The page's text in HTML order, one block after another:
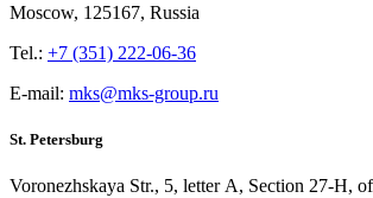
Moscow, 125167, Russia
Tel.: +7 (351) 222-06-36
E-mail: mks@mks-group.ru
St. Petersburg
Voronezhskaya Str., 5, letter A, Section 27-Н,